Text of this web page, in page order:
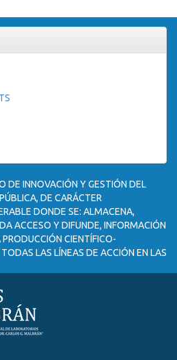
DE INNOVACIÓN Y GESTIÓN DEL
DE CARÁCTER
DONDE SE: ALMACENA,
ACCESO Y DIFUNDE, INFORMACIÓN
CIENTÍFICO-
LAS LÍNEAS DE ACCIÓN EN LAS